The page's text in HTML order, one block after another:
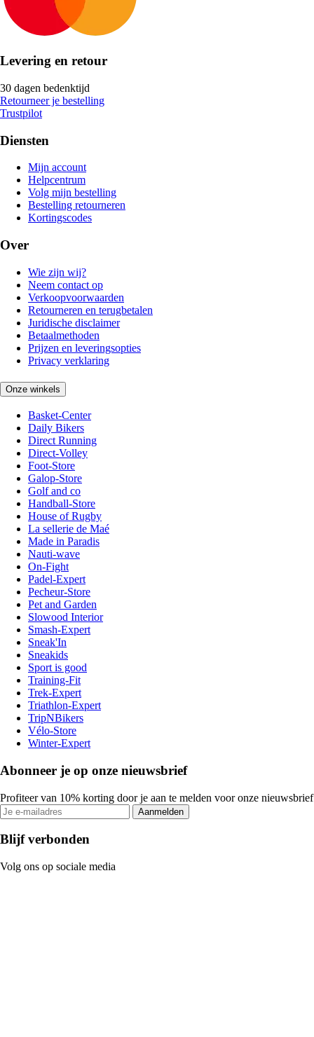
Levering en retour
30 dagen bedenktijd
Retourneer je bestelling
Trustpilot
Diensten
Mijn account
Helpcentrum
Volg mijn bestelling
Bestelling retourneren
Kortingscodes
Over
Wie zijn wij?
Neem contact op
Verkoopvoorwaarden
Retourneren en terugbetalen
Juridische disclaimer
Betaalmethoden
Prijzen en leveringsopties
Privacy verklaring
Onze winkels
Basket-Center
Daily Bikers
Direct Running
Direct-Volley
Foot-Store
Galop-Store
Golf and co
Handball-Store
House of Rugby
La sellerie de Maé
Made in Paradis
Nauti-wave
On-Fight
Padel-Expert
Pecheur-Store
Pet and Garden
Slowood Interior
Smash-Expert
Sneak'In
Sneakids
Sport is good
Training-Fit
Trek-Expert
Triathlon-Expert
TripNBikers
Vélo-Store
Winter-Expert
Abonneer je op onze nieuwsbrief
Profiteer van 10% korting door je aan te melden voor onze nieuwsbrief
Aanmelden
Blijf verbonden
Volg ons op sociale media